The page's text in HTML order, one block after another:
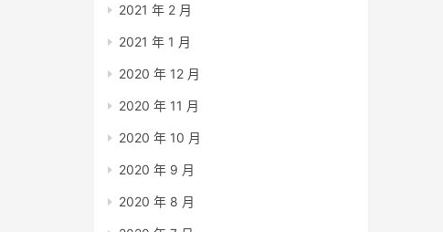
2021 年 2 月
2021 年 1 月
2020 年 12 月
2020 年 11 月
2020 年 10 月
2020 年 9 月
2020 年 8 月